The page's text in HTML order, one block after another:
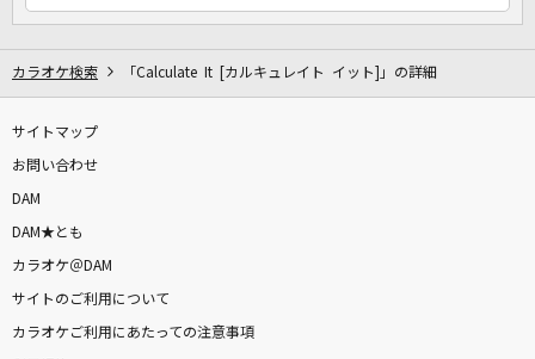
カラオケをもっと楽しもう！
カラオケ検索 「Calculate It [カルキュレイト イット]」の詳細
サイトマップ
お問い合わせ
DAM
DAM★とも
カラオケ＠DAM
サイトのご利用について
カラオケご利用にあたっての注意事項